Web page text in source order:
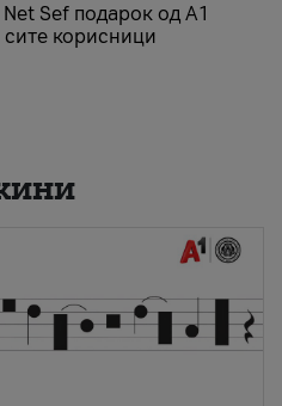
Sеf подарок од А1
сите корисници